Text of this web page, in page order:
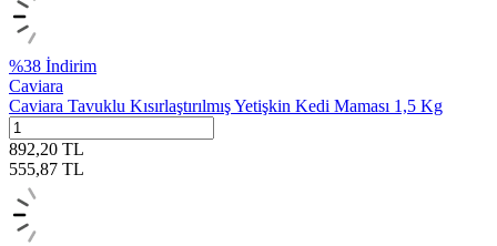
%38 İndirim
Caviara
Caviara Tavuklu Kısırlaştırılmış Yetişkin Kedi Maması 1,5 Kg
892,20 TL
555,87 TL